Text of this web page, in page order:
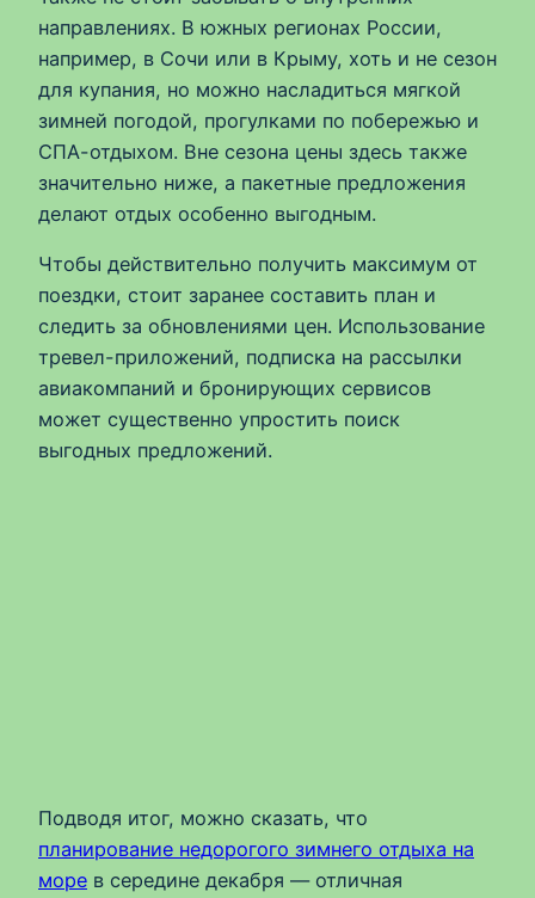
направлениях. В южных регионах России,
например, в Сочи или в Крыму, хоть и не сезон
для купания, но можно насладиться мягкой
зимней погодой, прогулками по побережью и
СПА-отдыхом. Вне сезона цены здесь также
значительно ниже, а пакетные предложения
делают отдых особенно выгодным.
Чтобы действительно получить максимум от
поездки, стоит заранее составить план и
следить за обновлениями цен. Использование
тревел-приложений, подписка на рассылки
авиакомпаний и бронирующих сервисов
может существенно упростить поиск
выгодных предложений.
Подводя итог, можно сказать, что
планирование недорогого зимнего отдыха на
море в середине декабря — отличная